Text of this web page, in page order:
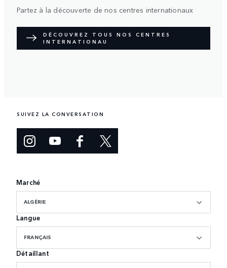
Partez à la découverte de nos centres internationaux
DÉCOUVREZ TOUS NOS CENTRES
INTERNATIONAU
SUIVEZ LA CONVERSATION
Marché
ALGÉRIE
Langue
FRANÇAIS
Détaillant